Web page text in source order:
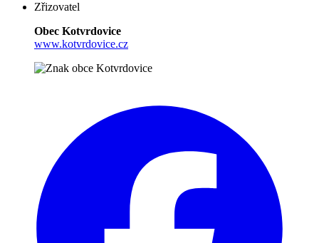
Zřizovatel
Obec Kotvrdovice
www.kotvrdovice.cz